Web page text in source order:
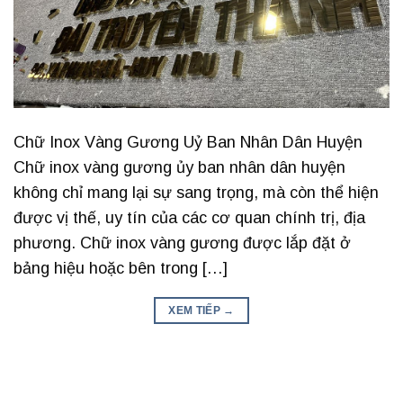
Chữ Inox Vàng Gương Uỷ Ban Nhân Dân Huyện
Chữ inox vàng gương ủy ban nhân dân huyện
không chỉ mang lại sự sang trọng, mà còn thể hiện
được vị thế, uy tín của các cơ quan chính trị, địa
phương. Chữ inox vàng gương được lắp đặt ở
bảng hiệu hoặc bên trong […]
XEM TIẾP →